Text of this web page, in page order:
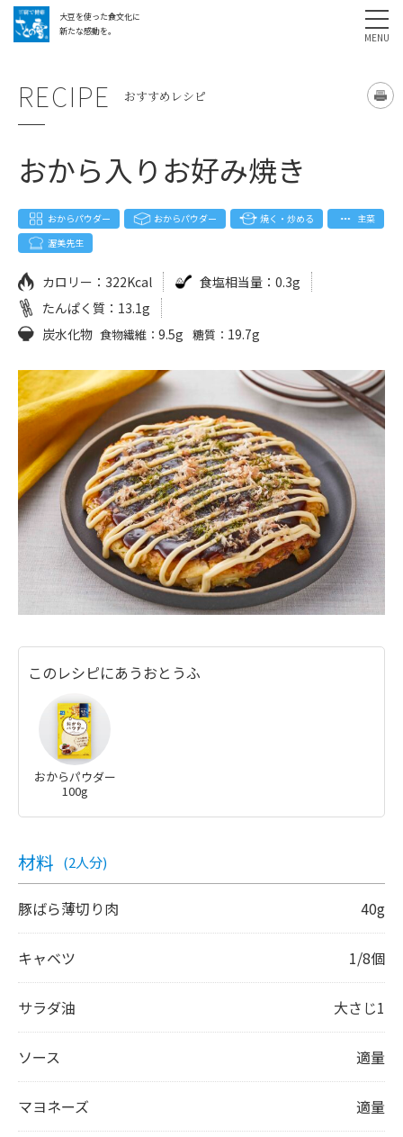
大豆を使った食文化に
新たな感動を。
採用情報
RECIPE おすすめレシピ
おから入りお好み焼き
おからパウダー おからパウダー 焼く・炒める
主菜
渥美先生
カロリー： 322Kcal 食塩相当量： 0.3g
たんぱく質： 13.1g
炭水化物 食物繊維： 9.5g 糖質： 19.7g
このレシピにあうおとうふ
おからパウダー
100g
材料 (2人分)
豚ばら薄切り肉 40g
キャベツ 1/8個
サラダ油 大さじ1
ソース 適量
マヨネーズ 適量